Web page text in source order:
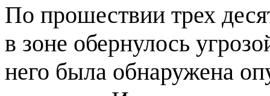
По прошествии трех
в зоне обернулось
него была обнаружена